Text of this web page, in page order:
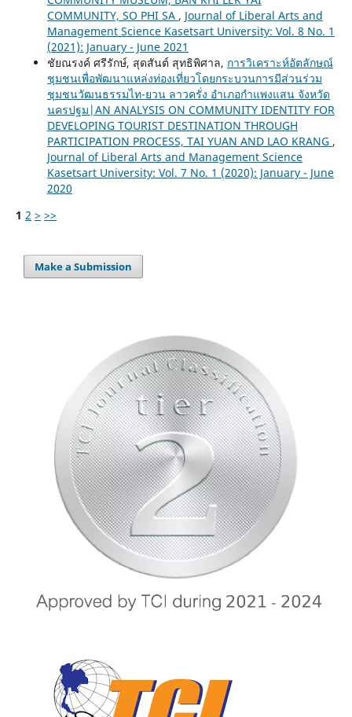
COMMUNITY, SO PHI SA , Journal of Liberal Arts and
Management Science Kasetsart University: Vol. 8 No. 1
(2021): January - June 2021
ชัยณรงค์ ศรีรักษ์, สุดสันต์ สุทธิพิศาล, การวิเคราะห์อัตลักษณ์
ชุมชนเพื่อพัฒนาแหล่งท่องเที่ยวโดยกระบวนการมีส่วนร่วม
ชุมชนวัฒนธรรมไท-ยวน ลาวครั่ง อำเภอกำแพงแสน จังหวัด
นครปฐม|AN ANALYSIS ON COMMUNITY IDENTITY FOR
DEVELOPING TOURIST DESTINATION THROUGH
PARTICIPATION PROCESS, TAI YUAN AND LAO KRANG ,
Journal of Liberal Arts and Management Science
Kasetsart University: Vol. 7 No. 1 (2020): January - June
2020
1 2 > >>
Make a Submission